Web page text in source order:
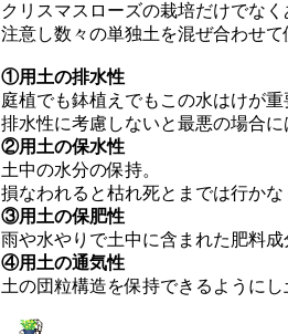
クリスマスローズの栽培だけでな
注意し数々の単独土を混ぜ合わせて
①用土の排水性
庭植でも鉢植えでもこの水はけが重
排水性に考慮しないと最悪の場合
②用土の保水性
土中の水分の保持。
損なわれると枯れ死とまでは行か
③用土の保肥性
雨や水やりで土中に含まれた肥料
④用土の通気性
土の団粒構造を保持できるように